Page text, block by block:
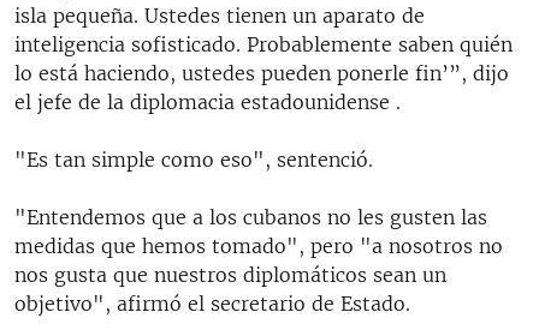
isla pequeña. Ustedes tienen un aparato de
inteligencia sofisticado. Probablemente saben quién
lo está haciendo, ustedes pueden ponerle fin’”, dijo
el jefe de la diplomacia estadounidense .
"Es tan simple como eso", sentenció.
"Entendemos que a los cubanos no les gusten las
medidas que hemos tomado", pero "a nosotros no
nos gusta que nuestros diplomáticos sean un
objetivo", afirmó el secretario de Estado.